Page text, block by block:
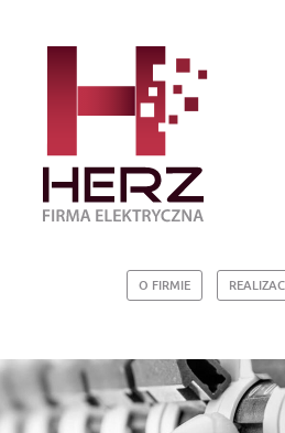
O FIRMIE